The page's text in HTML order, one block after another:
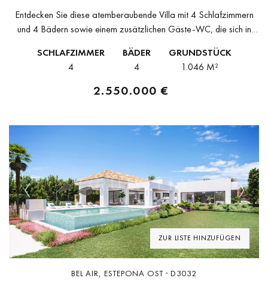
Entdecken Sie diese atemberaubende Villa mit 4 Schlafzimmern
und 4 Bädern sowie einem zusätzlichen Gäste-WC, die sich in
Diese brandneue Residenz verbindet...
SCHLAFZIMMER
4
BÄDER
4
GRUNDSTÜCK
1.046 M²
2.550.000 €
ZUR LISTE HINZUFÜGEN
Previous Next
BEL AIR, ESTEPONA OST · D3032